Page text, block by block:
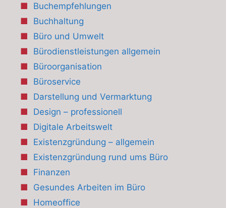
Buchempfehlungen
Buchhaltung
Büro und Umwelt
Bürodienstleistungen allgemein
Büroorganisation
Büroservice
Darstellung und Vermarktung
Design – professionell
Digitale Arbeitswelt
Existenzgründung – allgemein
Existenzgründung rund ums Büro
Finanzen
Gesundes Arbeiten im Büro
Homeoffice